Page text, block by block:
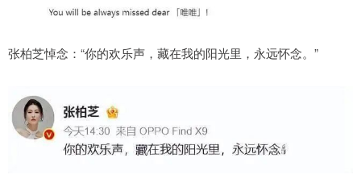
张柏芝悼念：“你的欢乐声，藏在我的阳光里，永远怀念。”